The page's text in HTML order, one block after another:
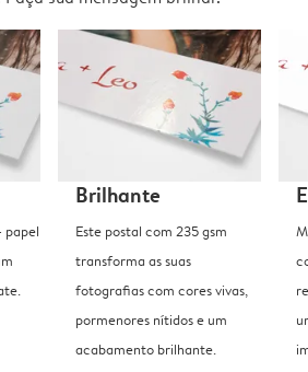
papel
Brilhante
Este postal com 235 gsm
transforma as suas
fotografias com cores vivas,
pormenores nítidos e um
acabamento brilhante.